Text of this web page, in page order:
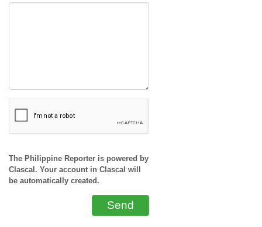
The Philippine Reporter is powered by
Clascal. Your account in Clascal will
be automatically created.
Send